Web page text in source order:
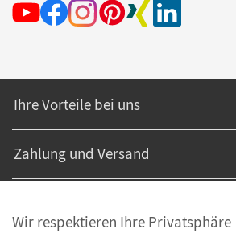
Ihre Vorteile bei uns
Zahlung und Versand
Wir respektieren Ihre Privatsphäre